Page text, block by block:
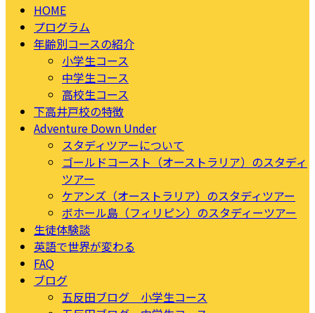
HOME
プログラム
年齢別コースの紹介
小学生コース
中学生コース
高校生コース
下高井戸校の特徴
Adventure Down Under
スタディツアーについて
ゴールドコースト（オーストラリア）のスタディ
ツアー
ケアンズ（オーストラリア）のスタディツアー
ボホール島（フィリピン）のスタディーツアー
生徒体験談
英語で世界が変わる
FAQ
ブログ
五反田ブログ 小学生コース